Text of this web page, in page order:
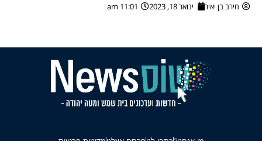
מירב בן יאיר ינואר 18, 2023 11:01 am